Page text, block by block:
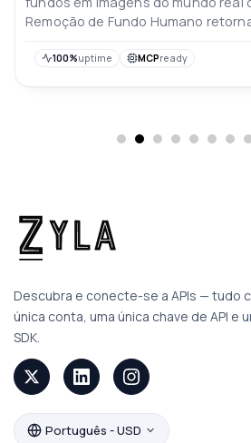
Remoção de Fundo Humano
100%uptime MCPready
Descubra e conecte-se a APIs — tudo
única conta, uma única chave de API e
SDK.
Português - USD